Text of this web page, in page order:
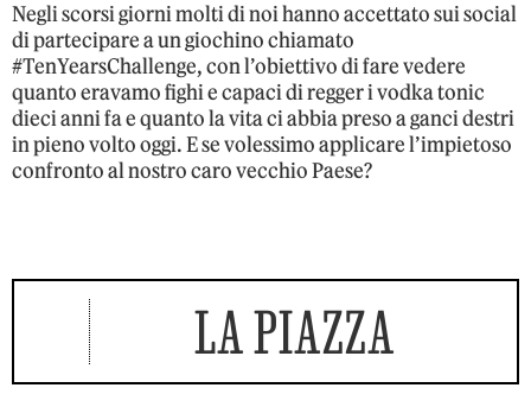
Negli scorsi giorni molti di noi hanno accettato sui social
di partecipare a un giochino chiamato
#TenYearsChallenge, con l’obiettivo di fare vedere
quanto eravamo fighi e capaci di regger i vodka tonic
dieci anni fa e quanto la vita ci abbia preso a ganci destri
in pieno volto oggi. E se volessimo applicare l’impietoso
confronto al nostro caro vecchio Paese?
LA PIAZZA